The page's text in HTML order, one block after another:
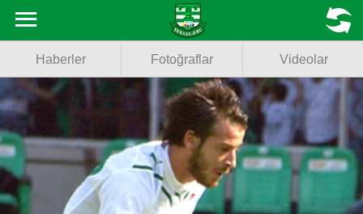
Fotoğraflar
Videolar
Basketbol
Voleybol
MENU
Haberler Fotoğraflar Videolar